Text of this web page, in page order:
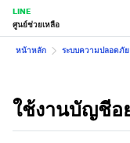
LINE
ศูนย์ช่วยเหลือ
หน้าหลัก ระบบความปลอดภั
ใช้งานบัญชีอ